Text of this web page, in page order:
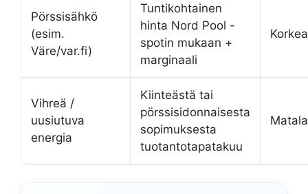
Pörssisähkö
(esim.
Väre/var.fi)
Tuntikohtainen
hinta Nord Pool -
spotin mukaan +
marginaali
Korkea
Vihreä /
uusiutuva
energia
Kiinteästä tai
pörssisidonnaisesta
sopimuksesta
tuotantotapatakuu